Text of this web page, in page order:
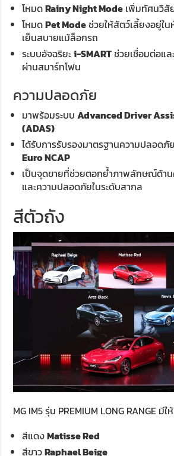
โหมดRainy Night Mode เพิ่มทัศนวิ
โหมดPet Modeช่วยให้สัตว์เลี้ยงอยู่ใ
เย็นสบายแม้ล็อกรถ
ระบบอัจฉริยะi-SMARTช่วยเชื่อมต่อแ
ผ่านสมาร์ทโฟน
ความปลอดภัย
มาพร้อมระบบAdvanced Driver
(ADAS)
ได้รับการรับรองมาตรฐานความปลอดภั
Euro NCAP
เป็นจุดขายที่ช่วยตอกย้ำภาพลักษณ์ด้า
และความปลอดภัยในระดับสากล
สีตัวถัง
MG IM5 รุ่น PREMIUM LONG RANGE มี
สีแดงMatisse Red
สีขาวRaphael Beige